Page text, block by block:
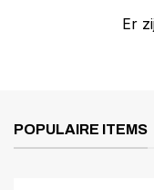
Er
POPULAIRE ITEMS